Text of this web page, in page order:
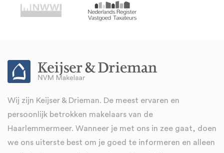
Wij zijn Keijser & Drieman. De meest ervaren en
persoonlijk betrokken makelaars van de
Haarlemmermeer. Wanneer je met ons in zee gaat, doen
we ons uiterste best om je goed te informeren en alleen